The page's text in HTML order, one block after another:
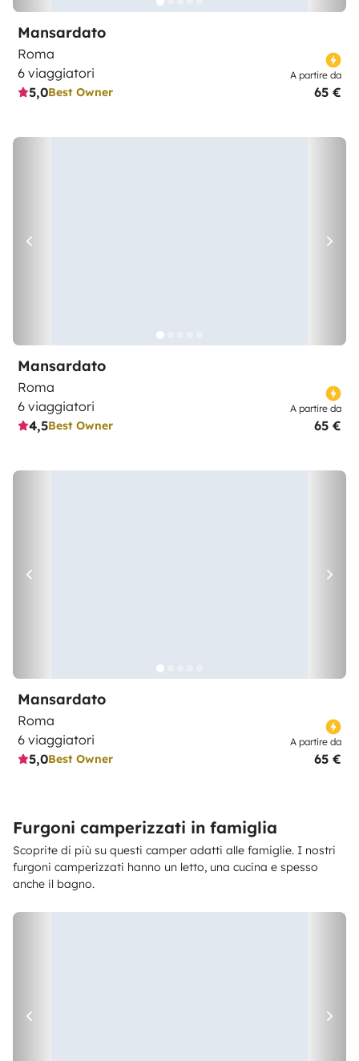
Mansardato
Roma
6 viaggiatori
5,0Best Owner
A partire da
65 €
Mansardato
Roma
6 viaggiatori
4,5Best Owner
A partire da
65 €
Mansardato
Roma
6 viaggiatori
5,0Best Owner
A partire da
65 €
Furgoni camperizzati in famiglia
Scoprite di più su questi camper adatti alle famiglie. I nostri
furgoni camperizzati hanno un letto, una cucina e spesso
anche il bagno.